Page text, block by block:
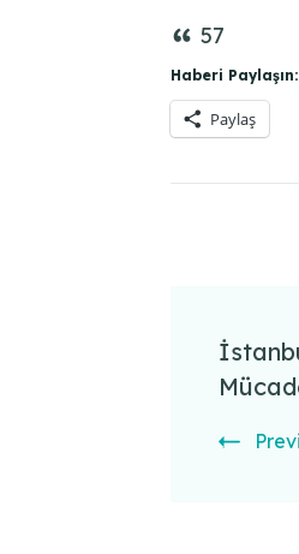
57
Haberi Paylaşın:
Paylaş